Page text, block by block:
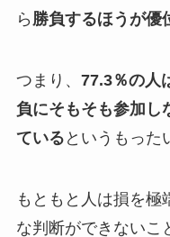
ら 勝負するほうが優
つまり、 77.3％の人
負にそもそも参加し
ている というもった
もともと人は損を極
な判断ができないこ